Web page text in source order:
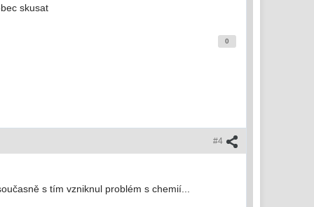
skusat
0
#4
s tím vzniknul problém s chemií...